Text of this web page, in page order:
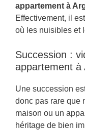
appartement à
Effectivement, il
où les nuisibles et
Succession :
appartement à
Une succession
donc pas rare que
maison ou un
héritage de bien